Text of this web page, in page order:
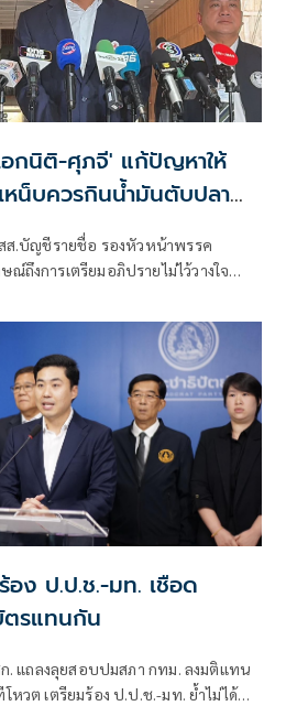
กนิติ-ศุภจี' แก้ปัญหาให้
หน็บควรกินน้ำมันตับปลา
ส.บัญชีรายชื่อ รองหัวหน้าพรรค
ถึงการเตรียมอภิปรายไม่ไว้วางใจ
อภิปรายไม่ไว้วางใจ พรรคร่วมฝ่าย
ารือแต่ละพรรค ยืนยันว่ามีความพร้อม
ลน์ว่าพรรคประชาชนกำหนดช่วงไหน
ง ป.ป.ช.-มท. เชือด
รแทนกัน
. แถลงลุยสอบปมสภา กทม. ลงมติแทน
หวต เตรียมร้อง ป.ป.ช.-มท. ย้ำไม่ได้